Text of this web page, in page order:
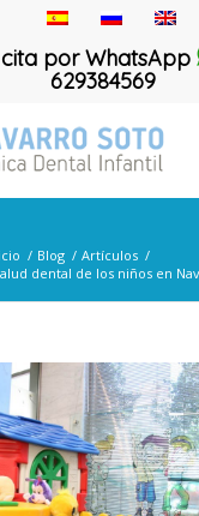
cita por WhatsApp
629384569
/ Blog / Artículos /
dental de los niños en